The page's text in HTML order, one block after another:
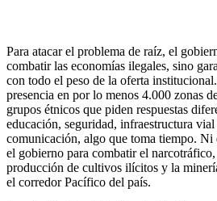
Para atacar el problema de raíz, el
combatir las economías ilegales, sino
con todo el peso de la oferta
presencia en por lo menos 4.000 zonas
grupos étnicos que piden respuestas
educación, seguridad, infraestructura
comunicación, algo que toma tiempo. Ni
el gobierno para combatir el
producción de cultivos ilícitos y la
el corredor Pacífico del país.